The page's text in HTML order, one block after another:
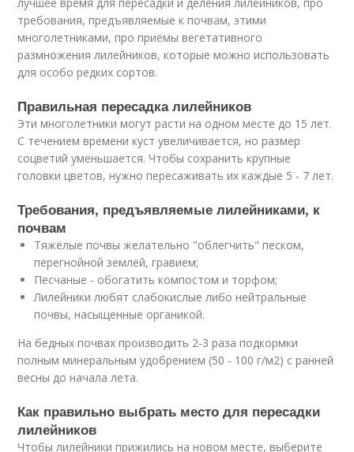
требования, предъявляемые к почвам, этими
многолетниками, про приёмы вегетативного
размножения лилейников, которые можно использовать
для особо редких сортов.
Правильная пересадка лилейников
Эти многолетники могут расти на одном месте до 15 лет.
С течением времени куст увеличивается, но размер
соцветий уменьшается. Чтобы сохранить крупные
головки цветов, нужно пересаживать их каждые 5 - 7 лет.
Требования, предъявляемые лилейниками, к
почвам
Тяжёлые почвы желательно "облегчить" песком,
перегнойной землёй, гравием;
Песчаные - обогатить компостом и торфом;
Лилейники любят слабокислые либо нейтральные
почвы, насыщенные органикой.
На бедных почвах производить 2-3 раза подкормки
полным минеральным удобрением (50 - 100 г/м2) с ранней
весны до начала лета.
Как правильно выбрать место для пересадки
лилейников
Чтобы лилейники прижились на новом месте, выберите